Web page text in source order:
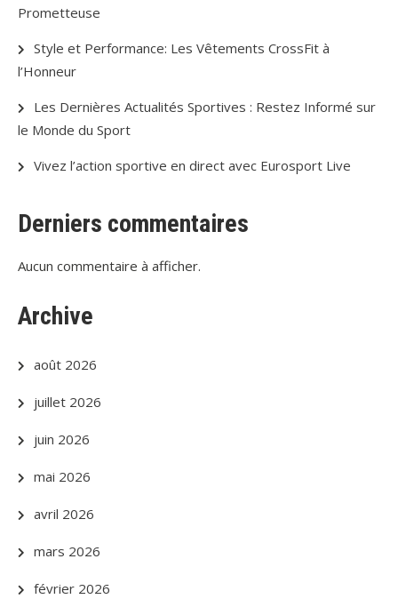
Prometteuse
Style et Performance: Les Vêtements CrossFit à
l’Honneur
Les Dernières Actualités Sportives : Restez Informé sur
le Monde du Sport
Vivez l’action sportive en direct avec Eurosport Live
Derniers commentaires
Aucun commentaire à afficher.
Archive
août 2026
juillet 2026
juin 2026
mai 2026
avril 2026
mars 2026
février 2026